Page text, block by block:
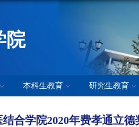
院
本科生教育 研究生教育
结合学院2020年费孝通立